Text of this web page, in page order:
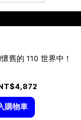
舊的 110 世界中！
購物車